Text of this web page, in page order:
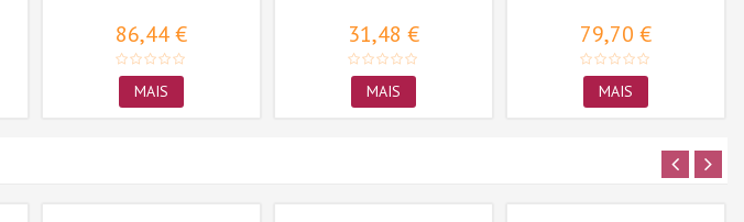
86,44 €
MAIS
31,48 €
MAIS
79,70 €
MAIS